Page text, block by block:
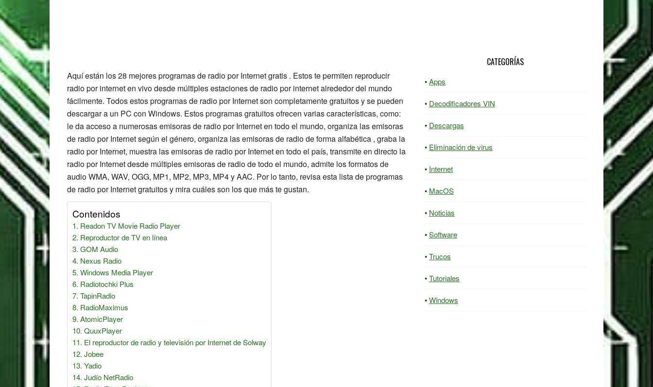
Aquí están los 28 mejores programas de radio por Internet gratis . Estos te permiten reproducir
radio por internet en vivo desde múltiples estaciones de radio por internet alrededor del mundo
fácilmente. Todos estos programas de radio por Internet son completamente gratuitos y se pueden
descargar a un PC con Windows. Estos programas gratuitos ofrecen varias características, como:
le da acceso a numerosas emisoras de radio por Internet en todo el mundo, organiza las emisoras
de radio por Internet según el género, organiza las emisoras de radio de forma alfabética , graba la
radio por Internet, muestra las emisoras de radio por Internet en todo el país, transmite en directo la
radio por Internet desde múltiples emisoras de radio de todo el mundo, admite los formatos de
audio WMA, WAV, OGG, MP1, MP2, MP3, MP4 y AAC. Por lo tanto, revisa esta lista de programas
de radio por Internet gratuitos y mira cuáles son los que más te gustan.
Contenidos
Readon TV Movie Radio Player
Reproductor de TV en línea
GOM Audio
Nexus Radio
Windows Media Player
Radiotochki Plus
TapinRadio
RadioMaximus
AtomicPlayer
QuuxPlayer
El reproductor de radio y televisión por Internet de Solway
Jobee
Yadio
Judío NetRadio
CATEGORÍAS
Apps
Decodificadores VIN
Descargas
Eliminación de virus
Internet
MacOS
Noticias
Software
Trucos
Tutoriales
Windows